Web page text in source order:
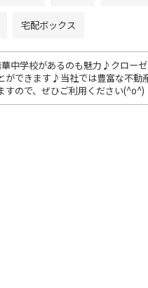
宅配ボックス
中学校があるのも魅力♪クロー
ができます♪当社では豊富な不
すので、ぜひご利用ください(^o^)